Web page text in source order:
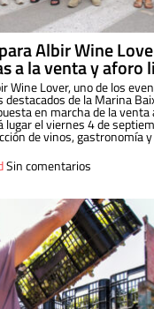
Albir Wine
a la venta y aforo
Wine Lover, uno de los
de la Marina
en marcha de la venta
el viernes 4 de
de vinos, gastronomía
Sin comentarios